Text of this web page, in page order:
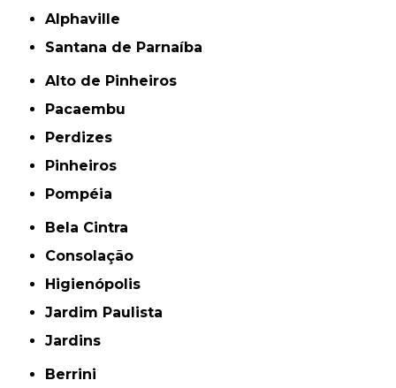
Alphaville
Santana de Parnaíba
Alto de Pinheiros
Pacaembu
Perdizes
Pinheiros
Pompéia
Bela Cintra
Consolação
Higienópolis
Jardim Paulista
Jardins
Berrini